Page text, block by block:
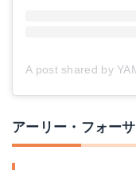
A post shared by
アーリー・フォー